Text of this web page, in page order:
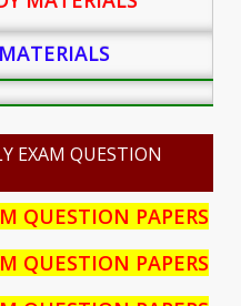
EXAM QUESTION
QUESTION PAPERS
QUESTION PAPERS